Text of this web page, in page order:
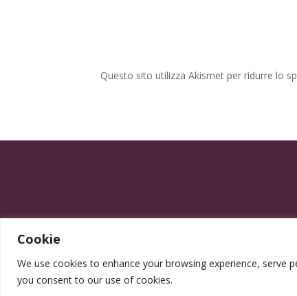
Cookie
We use cookies to enhance your browsing experience, serve
you consent to our use of cookies.
Questo sito utilizza Akismet per ridurre lo
Progettato da Elegrafica ©2025 - P.IVA